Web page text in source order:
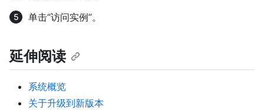
单击“访问实例”。
延伸阅读
系统概览
关于升级到新版本